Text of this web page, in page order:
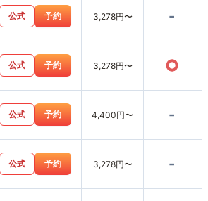
公式 予約 3,278円〜 -
公式 予約 3,278円〜 ○
公式 予約 4,400円〜 -
公式 予約 3,278円〜 -